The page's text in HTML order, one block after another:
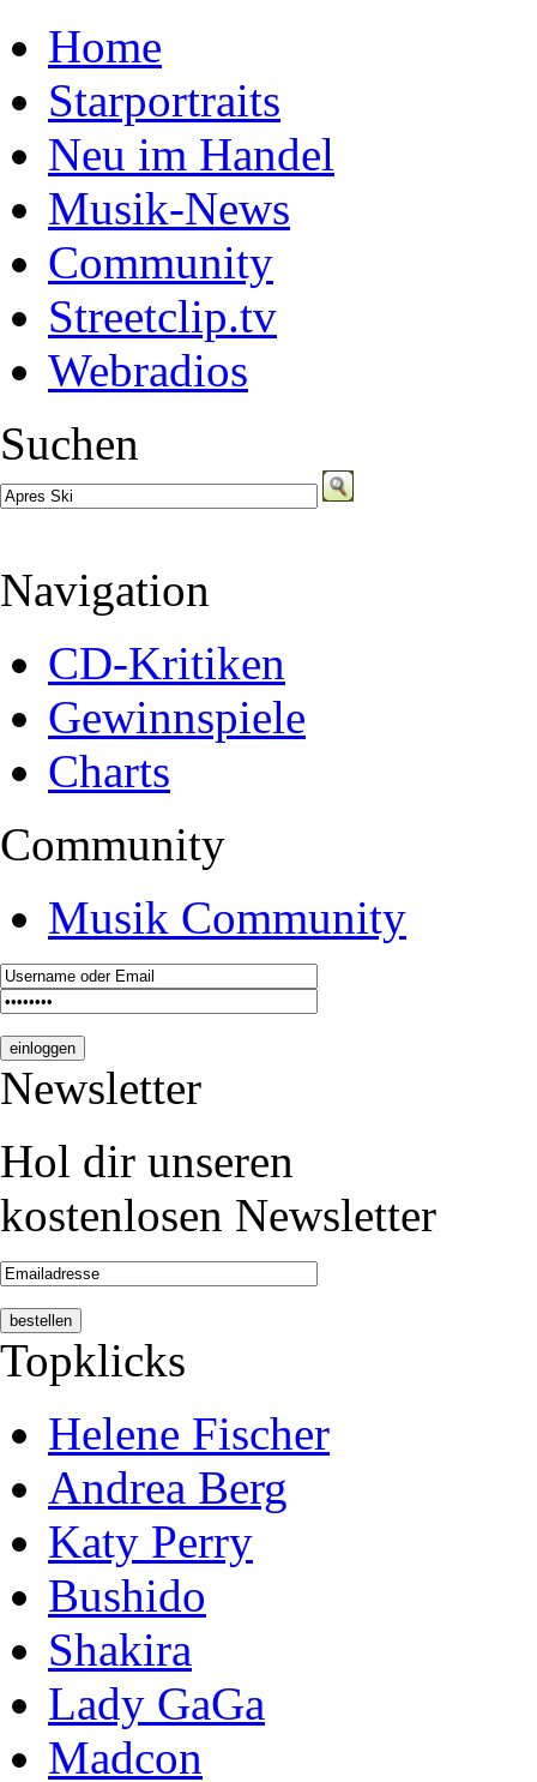
Home
Starportraits
Neu im Handel
Musik-News
Community
Streetclip.tv
Webradios
Suchen
Navigation
CD-Kritiken
Gewinnspiele
Charts
Community
Musik Community
Newsletter
Hol dir unseren
kostenlosen Newsletter
Topklicks
Helene Fischer
Andrea Berg
Katy Perry
Bushido
Shakira
Lady GaGa
Madcon